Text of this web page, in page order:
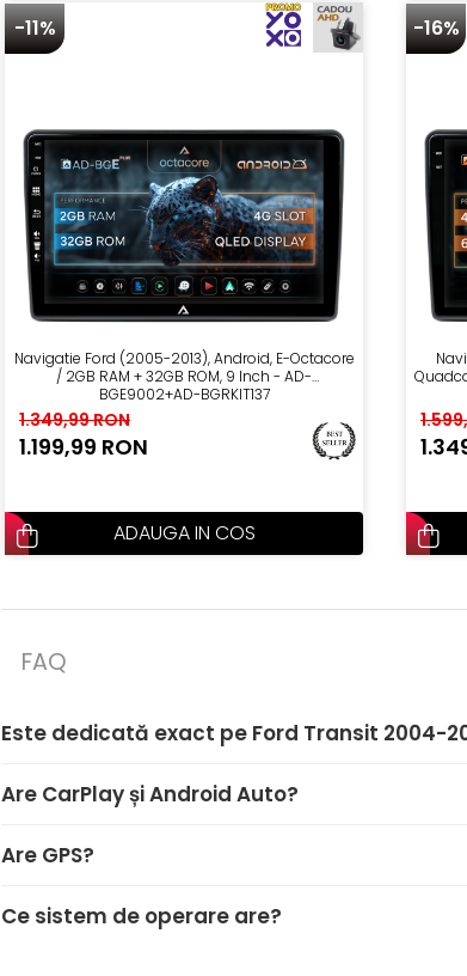
-11%
Navigatie Ford (2005-2013), Android, E-Octacore
/ 2GB RAM + 32GB ROM, 9 Inch - AD-
BGE9002+AD-BGRKIT137
1.349,99 RON
1.199,99 RON
ADAUGA IN COS
-16%
FAQ
Este dedicată exact pe Ford Transit 2004-
Are CarPlay și Android Auto?
Are GPS?
Ce sistem de operare are?